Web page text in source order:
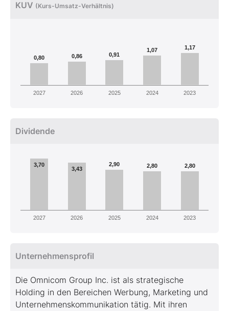
KUV (Kurs-Umsatz-Verhältnis)
0,80 0,86 0,91
1,07 1,17
2027 2026 2025 2024 2023
Dividende
3,70
3,43
2,90 2,80 2,80
2027 2026 2025 2024 2023
Unternehmensprofil
Die Omnicom Group Inc. ist als strategische
Holding in den Bereichen Werbung, Marketing und
Unternehmenskommunikation tätig. Mit ihren